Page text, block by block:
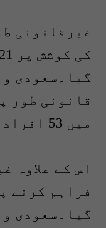
غیرقانونی
گیا۔سعودی
قانونی طور
میں 53 افراد کو گرفتار کیا گیا۔
اس کے علاوہ
گیا۔سعودی